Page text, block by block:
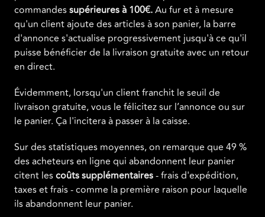
commandessupérieuresà 100€.Au fur et à mesure
qu'un client ajoute des articles à son panier, la barre
d'annonce s'actualise progressivement jusqu'à ce qu'il
puisse bénéficier de la livraison gratuite avec un retour
en direct.
Évidemment, lorsqu'un client franchit le seuil de
livraison gratuite, vous le félicitez sur l’annonce ou sur
le panier. Ça l'incitera à passer à la caisse.
Sur des statistiques moyennes, on remarque que 49 %
des acheteurs en ligne qui abandonnent leur panier
citent lescoûts supplémentaires- frais d'expédition,
taxes et frais - comme la première raison pour laquelle
ils abandonnent leur panier.